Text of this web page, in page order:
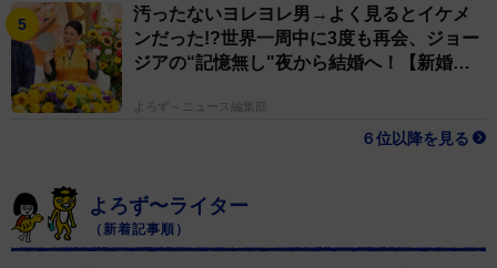
汚ったないヨレヨレ男→よく見るとイケメ
ンだった!?世界一周中に3度も再会、ジョー
ジアの“記憶無し"夜から結婚へ！【新婚さ
よろず～ニュース編集部
６位以降を見る
よろず〜ライター
（新着記事順）